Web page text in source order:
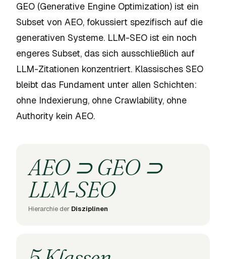
GEO (Generative Engine Optimization) ist ein
Subset von AEO, fokussiert spezifisch auf die
generativen Systeme. LLM-SEO ist ein noch
engeres Subset, das sich ausschließlich auf
LLM-Zitationen konzentriert. Klassisches SEO
bleibt das Fundament unter allen Schichten:
ohne Indexierung, ohne Crawlability, ohne
Authority kein AEO.
AEO ⊃ GEO ⊃
LLM-SEO
Hierarchie der Disziplinen